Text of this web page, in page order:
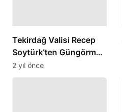
Tekirdağ Valisi Recep
Soytürk’ten Güngörmez
ziyareti
2 yıl önce